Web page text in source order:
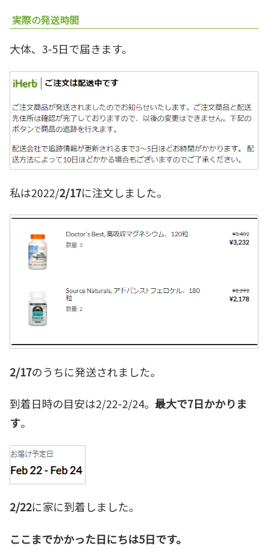
実際の発送時間
大体、3-5日で届きます。
私は2022/2/17に注文しました。
2/17のうちに発送されました。
到着日時の目安は2/22-2/24。 最大で7日かかりま
す。
2/22に家に到着しました。
ここまでかかった日にちは5日です。